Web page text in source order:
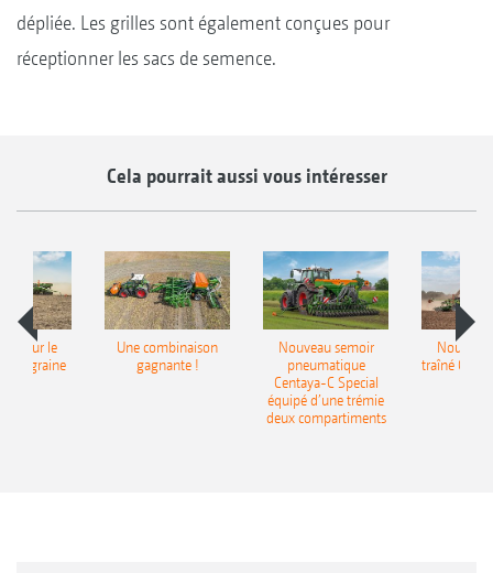
dépliée. Les grilles sont également conçues pour
réceptionner les sacs de semence.
Cela pourrait aussi vous intéresser
pour le
Une combinaison
gagnante !
Nouveau semoir
pneumatique
Centaya-C Special
équipé d’une trémie
deux compartiments
traîné